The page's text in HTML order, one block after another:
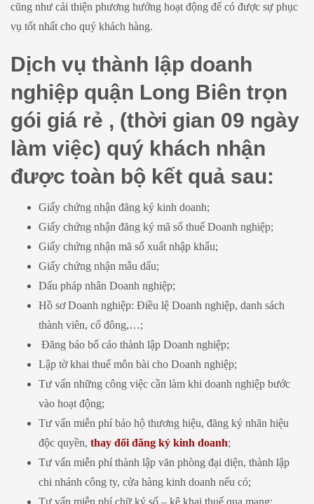
cũng như cải thiện phương hướng hoạt động để có được sự phục
vụ tốt nhất cho quý khách hàng.
Dịch vụ thành lập doanh
nghiệp quận Long Biên trọn
gói giá rẻ , (thời gian 09 ngày
làm việc) quý khách nhận
được toàn bộ kết quả sau:
Giấy chứng nhận đăng ký kinh doanh;
Giấy chứng nhận đăng ký mã số thuế Doanh nghiệp;
Giấy chứng nhận mã số xuất nhập khẩu;
Giấy chứng nhận mẫu dấu;
Dấu pháp nhân Doanh nghiệp;
Hồ sơ Doanh nghiệp: Điều lệ Doanh nghiệp, danh sách
thành viên, cổ đông,…;
Đăng báo bố cáo thành lập Doanh nghiệp;
Lập tờ khai thuế môn bài cho Doanh nghiệp;
Tư vấn những công việc cần làm khi doanh nghiệp bước
vào hoạt động;
Tư vấn miễn phí bảo hộ thương hiệu, đăng ký nhãn hiệu
độc quyền, thay đổi đăng ký kinh doanh;
Tư vấn miễn phí thành lập văn phòng đại diện, thành lập
chi nhánh công ty, cửa hàng kinh doanh nếu có;